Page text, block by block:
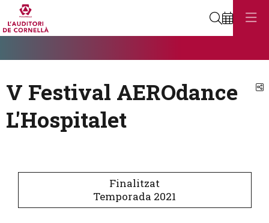
Cerca
V Festival AEROdance
L'Hospitalet
Finalitzat
Temporada 2021